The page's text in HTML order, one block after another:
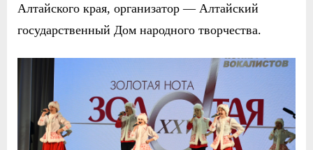
Алтайского края, организатор — Алтайский
государственный Дом народного творчества.